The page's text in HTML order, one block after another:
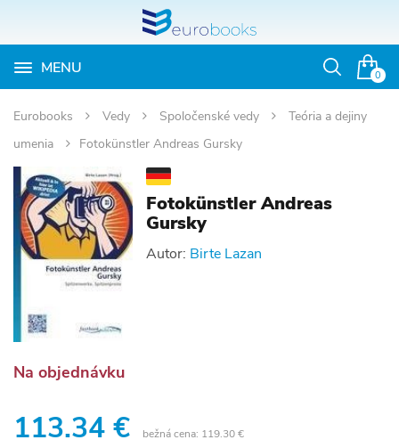
0
MENU
Otvoriť
Eurobooks Vedy Spoločenské vedy
Teória a dejiny
umenia
Fotokünstler Andreas Gursky
Fotokünstler Andreas
Gursky
Autor: Birte Lazan
Na objednávku
113.34 € bežná cena: 119.30 €